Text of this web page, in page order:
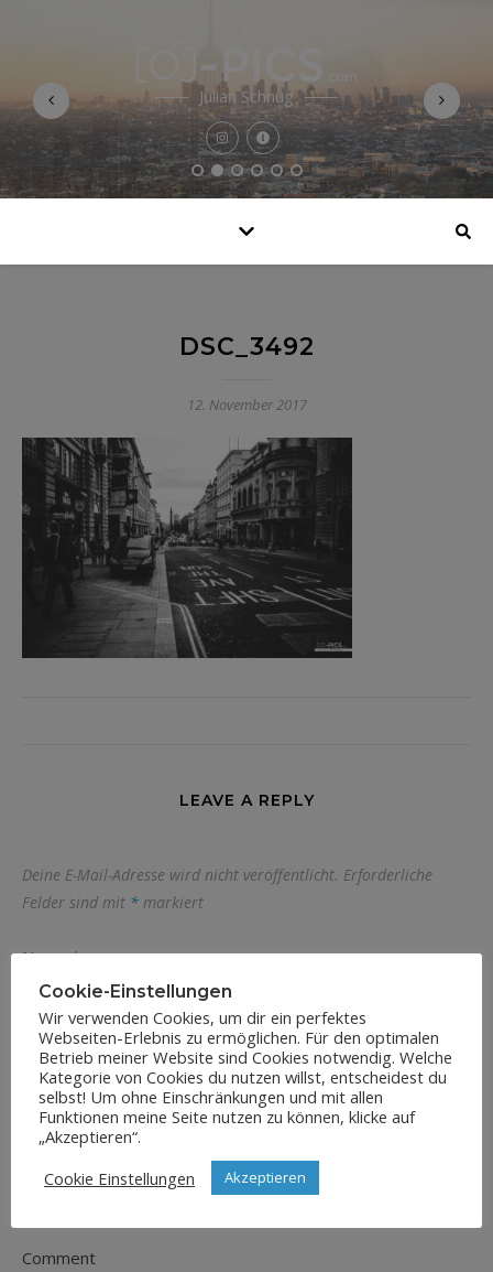
Julian Schnug
DSC_3492
12. November 2017
LEAVE A REPLY
Deine E-Mail-Adresse wird nicht veröffentlicht. Erforderliche
Felder sind mit * markiert
Name*
E-Mail-Adresse*
Comment
Cookie-Einstellungen
Wir verwenden Cookies, um dir ein perfektes
Webseiten-Erlebnis zu ermöglichen. Für den optimalen
Betrieb meiner Website sind Cookies notwendig. Welche
Kategorie von Cookies du nutzen willst, entscheidest du
selbst! Um ohne Einschränkungen und mit allen
Funktionen meine Seite nutzen zu können, klicke auf
„Akzeptieren“.
Cookie Einstellungen
Akzeptieren